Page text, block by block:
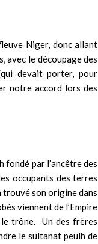
Niger, donc allant
avec le découpage des
devait porter, pour
notre accord lors des
fondé par l’ancêtre des
occupants des terres
trouvé son origine dans
viennent de l’Empire
le trône. Un des frères
le sultanat peulh de